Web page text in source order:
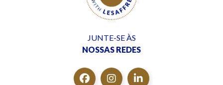
JUNTE-SE ÀS
NOSSAS REDES